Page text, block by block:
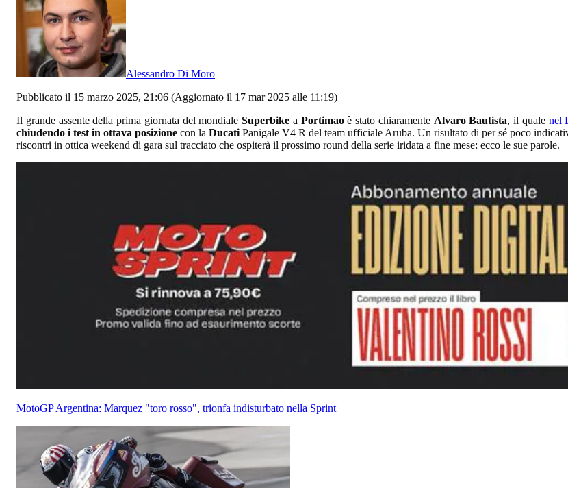
Alessandro Di Moro
Pubblicato il 15 marzo 2025, 21:06 (Aggiornato il 17 mar 2025 alle 11:19)
Il grande assente della prima giornata del mondialeSuperbike a Portimaoè stato chiaramente Alvaro Bautista, il quale nel
chiudendo i test in ottava posizione con la Ducati Panigale V4 R del team ufficiale Aruba. Un risultato di per sé poco
riscontri in ottica weekend di gara sul tracciato che ospiterà il prossimo round della serie iridata a fine mese: ecco le sue parole.
MotoGP Argentina: Marquez "toro rosso", trionfa indisturbato nella Sprint